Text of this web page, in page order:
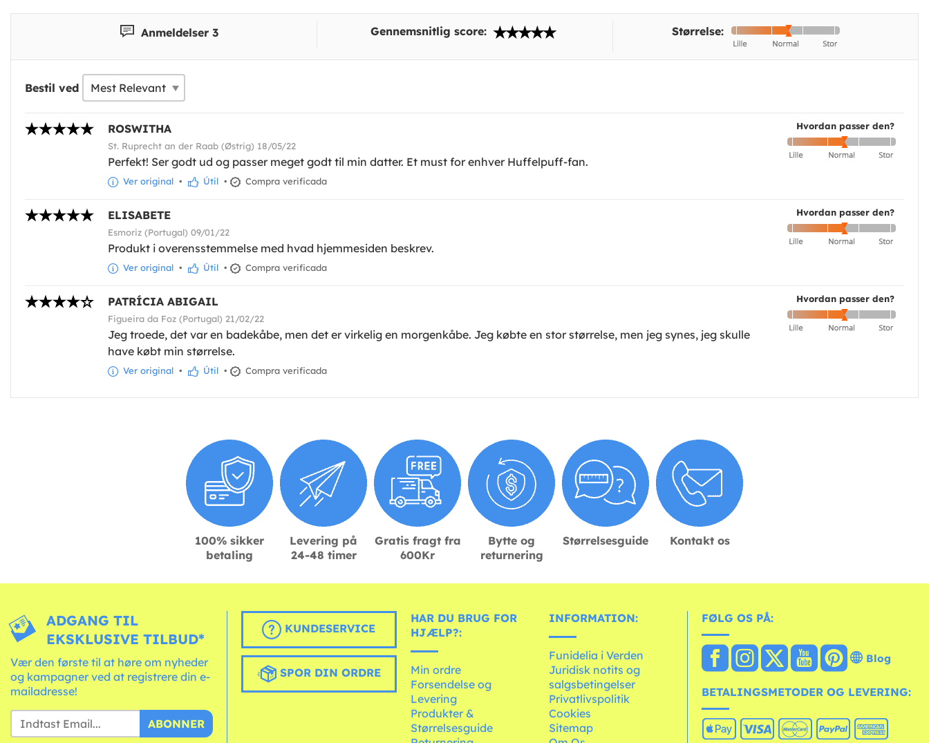
Anmeldelser 3 Gennemsnitlig score: Størrelse:
Bestil ved
Hvordan passer den?
ROSWITHA
St. Ruprecht an der Raab (Østrig) 18/05/22
Perfekt! Ser godt ud og passer meget godt til min datter. Et must for enhver Huffelpuff-fan.
Ver original • Útil • Compra verificada
Hvordan passer den?
ELISABETE
Esmoriz (Portugal) 09/01/22
Produkt i overensstemmelse med hvad hjemmesiden beskrev.
Ver original • Útil • Compra verificada
Hvordan passer den?
PATRÍCIA ABIGAIL
Figueira da Foz (Portugal) 21/02/22
Jeg troede, det var en badekåbe, men det er virkelig en morgenkåbe. Jeg købte en stor størrelse, men jeg synes, jeg skulle
have købt min størrelse.
Ver original • Útil • Compra verificada
100% sikker
betaling
Levering på
24-48 timer
Gratis fragt fra
600Kr
Bytte og
returnering
Størrelsesguide Kontakt os
ADGANG TIL
EKSKLUSIVE TILBUD*
Vær den første til at høre om nyheder
og kampagner ved at registrere din e-
mailadresse!
ABONNER
KUNDESERVICE
SPOR DIN ORDRE
HAR DU BRUG FOR
HJÆLP?:
Min ordre
Forsendelse og
Levering
Produkter &
Størrelsesguide
INFORMATION:
Funidelia i Verden
Juridisk notits og
salgsbetingelser
Privatlivspolitik
Cookies
Sitemap
FØLG OS PÅ:
Blog
BETALINGSMETODER OG LEVERING: